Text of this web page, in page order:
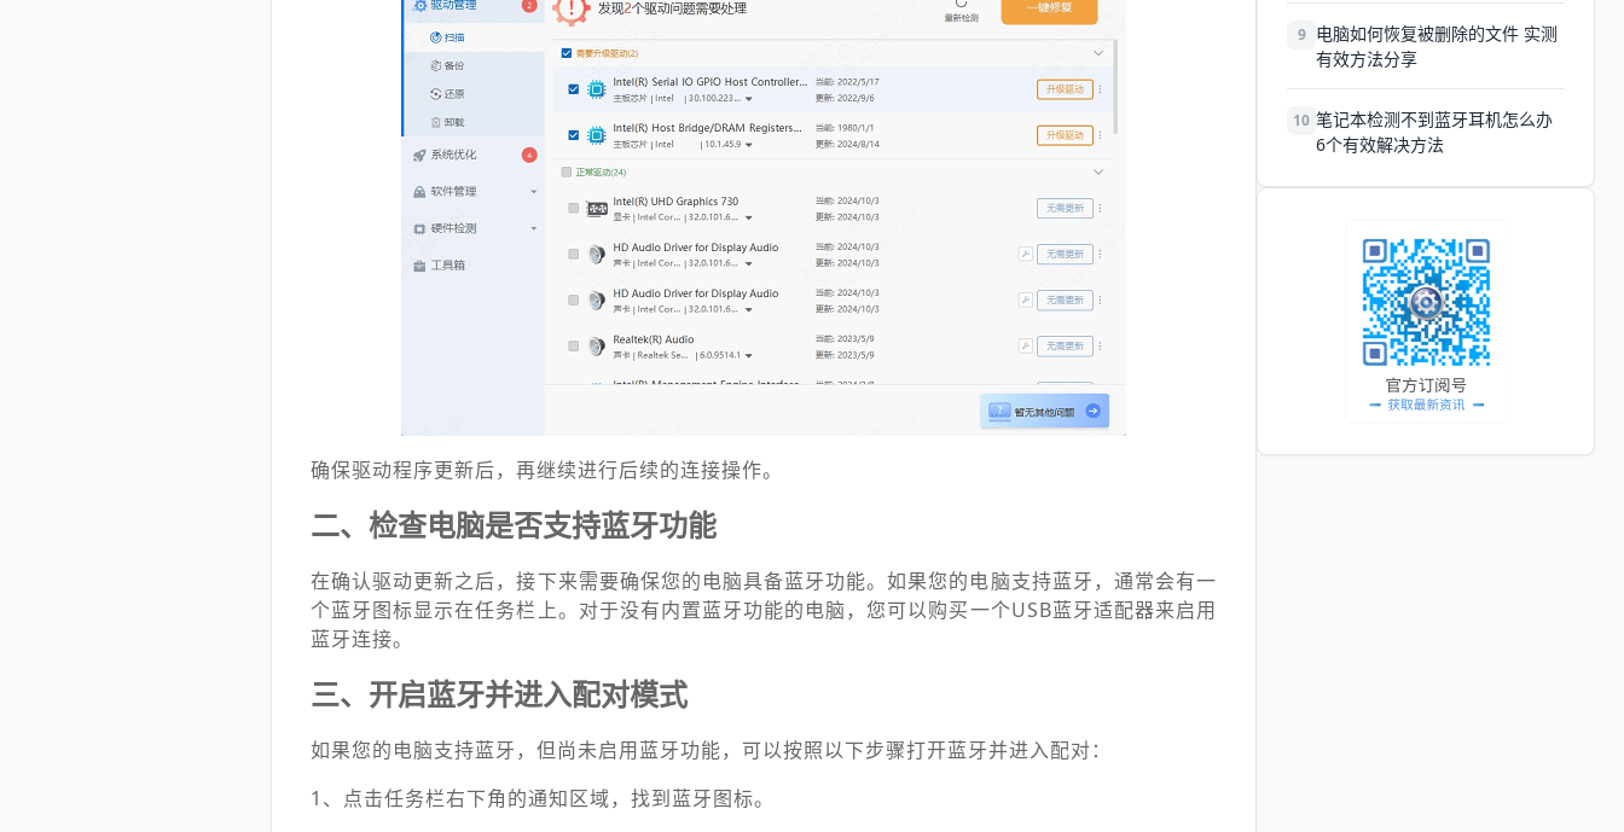
确保驱动程序更新后，再继续进行后续的连接操作。
二、检查电脑是否支持蓝牙功能
在确认驱动更新之后，接下来需要确保您的电脑具备蓝牙功能。如果您的电脑支持蓝牙，通常会有一
个蓝牙图标显示在任务栏上。对于没有内置蓝牙功能的电脑，您可以购买一个USB蓝牙适配器来启用
蓝牙连接。
三、开启蓝牙并进入配对模式
如果您的电脑支持蓝牙，但尚未启用蓝牙功能，可以按照以下步骤打开蓝牙并进入配对：
1、点击任务栏右下角的通知区域，找到蓝牙图标。
9 电脑如何恢复被删除的文件 实测
有效方法分享
10 笔记本检测不到蓝牙耳机怎么办
6个有效解决方法